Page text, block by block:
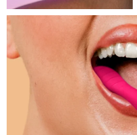
PEACH™
Travel-
PEACH™
Cooling IPL
Firming body
ESPADA™
Acne
IRIS™ 2
Rejuvenating
眼部护肤
Advanced
毛孔护理
KIWI™
Diamond
KIWI™
Blackhead
LUNA™ 4
2-in-1 LED
FLIP™
LED light
issa™
Dual LED +
更多的
中国香港特别行政区
冰岛